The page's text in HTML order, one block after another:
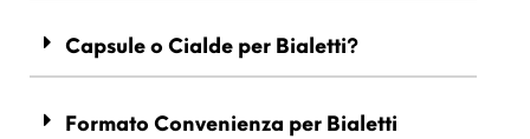
Capsule o Cialde per Bialetti?
Formato Convenienza per Bialetti